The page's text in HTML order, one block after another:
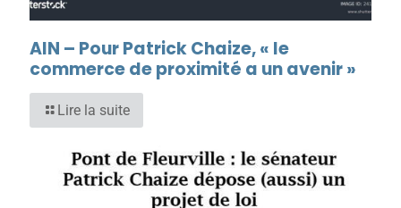
AIN – Pour Patrick Chaize, « le
commerce de proximité a un avenir »
Lire la suite